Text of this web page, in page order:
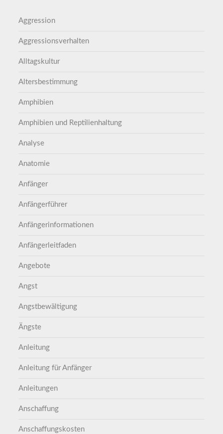
Aggression
Aggressionsverhalten
Alltagskultur
Altersbestimmung
Amphibien
Amphibien und Reptilienhaltung
Analyse
Anatomie
Anfänger
Anfängerführer
Anfängerinformationen
Anfängerleitfaden
Angebote
Angst
Angstbewältigung
Ängste
Anleitung
Anleitung für Anfänger
Anleitungen
Anschaffung
Anschaffungskosten